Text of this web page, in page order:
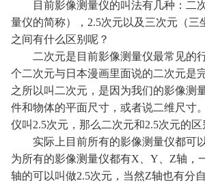
目前影像测量仪的叫法有几种：二次
量仪的简称），2.5次元以及三次元（三
之间有什么区别呢？
二次元是目前影像测量仪最常见的
个二次元与日本漫画里面说的二次元是
之所以叫二次元，是因为我们的影像测
件和物体的平面尺寸，或者说二维尺寸
仪叫2.5次元，那么二次元和2.5次元的区
实际上目前所有的影像测量仪都可以
为所有的影像测量仪都有X、Y、Z轴，
轴的可以叫做2.5次元，当然Z轴也有分